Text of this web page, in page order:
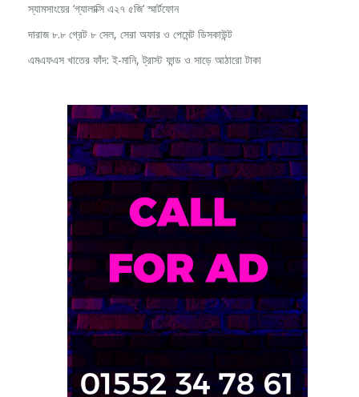
স্যামসাংয়ের ‘গ্যালাক্সি এ২৭ ৫জি’ স্মার্টফোন
দারাজ ৮.৮ গ্রেট ৮ সেল, সেরা অফার ও পেমেন্ট ডিসকাউন্ট
এমএফএস খাতের ফাঁদ: ই-মানি, ট্রাস্ট ফান্ড ও সাড়ে আঠারো টাকা